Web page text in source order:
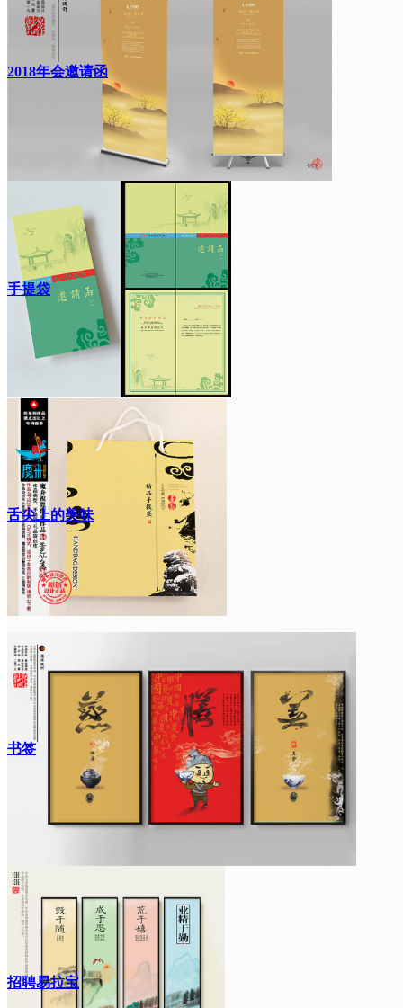
2018年会邀请函
手提袋
舌尖上的美味
书签
招聘易拉宝